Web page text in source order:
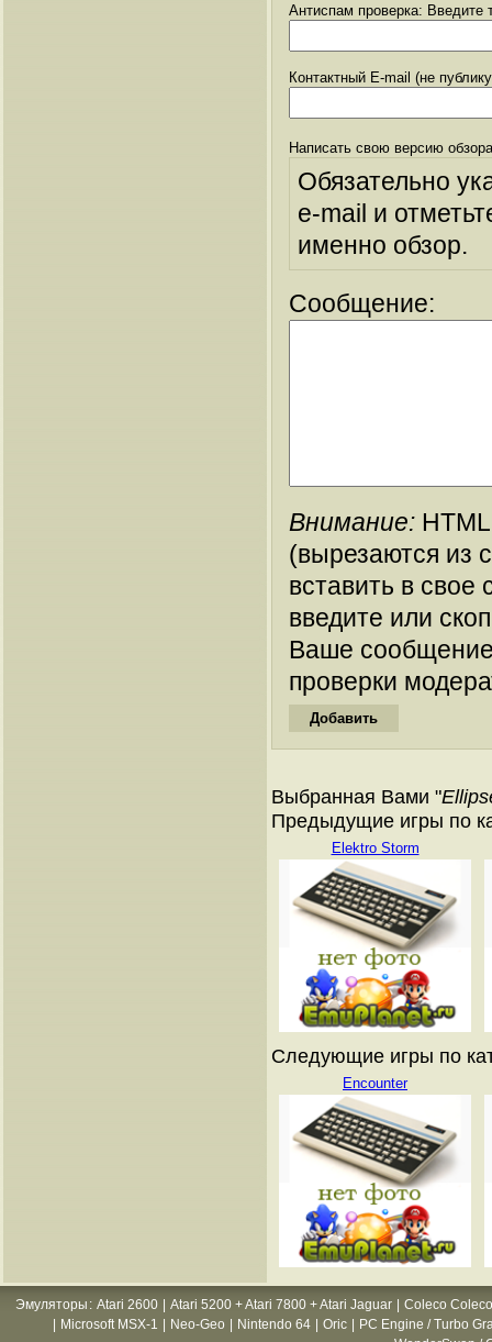
Антиспам проверка: Введите
Контактный E-mail (не
Написать свою версию
Обязательно
e-mail и
именно обзор.
Сообщение:
Внимание:
(вырезаются из
вставить в
введите или
Ваше
проверки
Выбранная Вами "
Предыдущие игры по
Elektro Storm
Следующие игры по
Encounter
Эмуляторы : Atari 2600 Atari 5200 + Atari 7800 + Atari Jaguar
Coleco
Microsoft MSX-1 Neo-Geo Nintendo 64 Oric
PC Engine / Turbo